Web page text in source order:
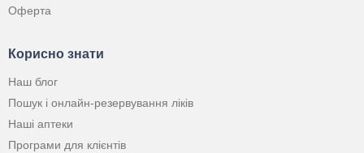
Оферта
Корисно знати
Наш блог
Пошук і онлайн-резервування ліків
Наші аптеки
Програми для клієнтів